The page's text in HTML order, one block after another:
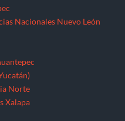
Nacionales Nuevo León
Norte
Xalapa